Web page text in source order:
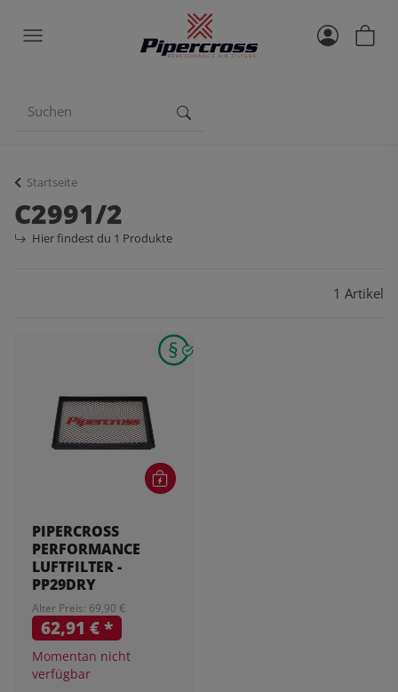
Startseite
C2991/2
Hier findest du 1 Produkte
1 Artikel
PIPERCROSS
PERFORMANCE
LUFTFILTER -
PP29DRY
Alter Preis: 69,90 €
62,91 €*
Momentan nicht
verfügbar